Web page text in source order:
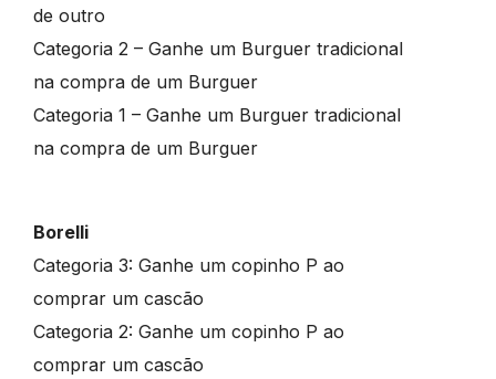
de outro
Categoria 2 – Ganhe um Burguer tradicional
na compra de um Burguer
Categoria 1 – Ganhe um Burguer tradicional
na compra de um Burguer
Borelli
Categoria 3: Ganhe um copinho P ao
comprar um cascão
Categoria 2: Ganhe um copinho P ao
comprar um cascão